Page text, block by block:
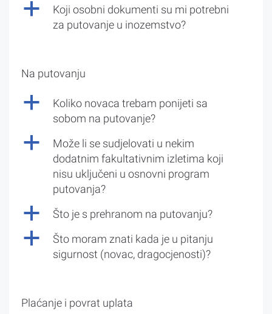
a
Koji osobni dokumenti su mi potrebni
za putovanje u inozemstvo?
Na putovanju
a
Koliko novaca trebam ponijeti sa
sobom na putovanje?
a
Može li se sudjelovati u nekim
dodatnim fakultativnim izletima koji
nisu uključeni u osnovni program
putovanja?
a Što je s prehranom na putovanju?
a
Što moram znati kada je u pitanju
sigurnost (novac, dragocjenosti)?
Plaćanje i povrat uplata